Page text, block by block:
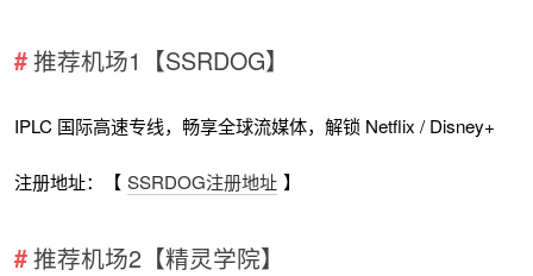
推荐机场1【SSRDOG】
IPLC 国际高速专线，畅享全球流媒体，解锁 Netflix / Disney+
注册地址：【 SSRDOG注册地址 】
推荐机场2【精灵学院】